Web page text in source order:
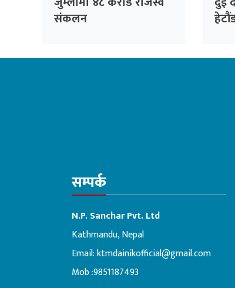
संकलन
सम्पर्क
N.P. Sanchar Pvt. Ltd
Kathmandu, Nepal
Email:ktmdainikofficial@gmail.com
Mob :9851187493